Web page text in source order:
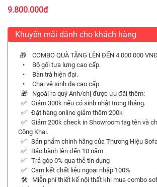
9.800.000đ
Khuyến mãi dành cho khách hàng
🎁 COMBO QUÀ TẶNG LÊN ĐẾN 4.000.000
• Bộ gối tựa lưng cao cấp.
• Bàn trà hiện đại.
• Chai vệ sinh da cao cấp.
🎁 Ngoài ra quý Anh/chị được ưu đãi thêm:
✅ Giảm 300k nếu có sinh nhật trong tháng.
✅ Đặt hàng online giảm thêm 200k
✅ Giảm 200k check in Showroom tag tên và
Công Khai.
✅ Sản phẩm chính hãng của Thương Hiệu
✅ Bảo hành lên đến 10 năm
✅ Trả góp 0% qua thẻ tín dụng
✅ Cam kết chất liệu ngoại nhập 100%
🛠️ Miễn phí thiết kế nội thất khi mua combo